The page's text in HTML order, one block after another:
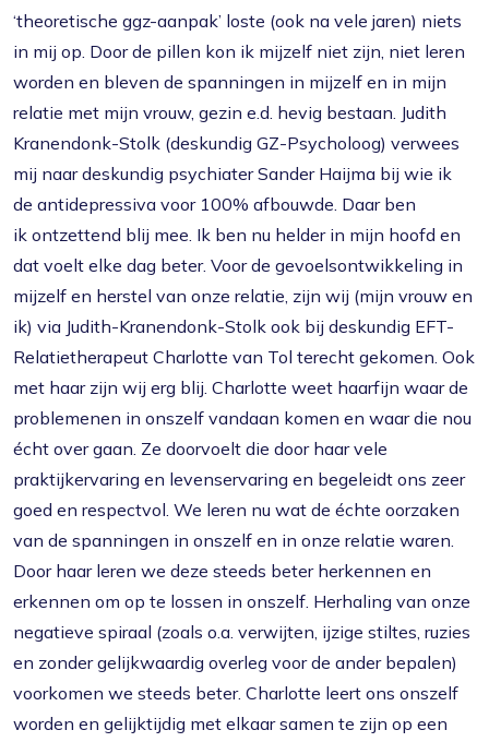
‘theoretische ggz-aanpak’ loste (ook na vele jaren) niets
in mij op. Door de pillen kon ik mijzelf niet zijn, niet leren
worden en bleven de spanningen in mijzelf en in mijn
relatie met mijn vrouw, gezin e.d. hevig bestaan. Judith
Kranendonk-Stolk (deskundig GZ-Psycholoog) verwees
mij naar deskundig psychiater Sander Haijma bij wie ik
de antidepressiva voor 100% afbouwde. Daar ben
ik ontzettend blij mee. Ik ben nu helder in mijn hoofd en
dat voelt elke dag beter. Voor de gevoelsontwikkeling in
mijzelf en herstel van onze relatie, zijn wij (mijn vrouw en
ik) via Judith-Kranendonk-Stolk ook bij deskundig EFT-
Relatietherapeut Charlotte van Tol terecht gekomen. Ook
met haar zijn wij erg blij. Charlotte weet haarfijn waar de
problemenen in onszelf vandaan komen en waar die nou
écht over gaan. Ze doorvoelt die door haar vele
praktijkervaring en levenservaring en begeleidt ons zeer
goed en respectvol. We leren nu wat de échte oorzaken
van de spanningen in onszelf en in onze relatie waren.
Door haar leren we deze steeds beter herkennen en
erkennen om op te lossen in onszelf. Herhaling van onze
negatieve spiraal (zoals o.a. verwijten, ijzige stiltes, ruzies
en zonder gelijkwaardig overleg voor de ander bepalen)
voorkomen we steeds beter. Charlotte leert ons onszelf
worden en gelijktijdig met elkaar samen te zijn op een